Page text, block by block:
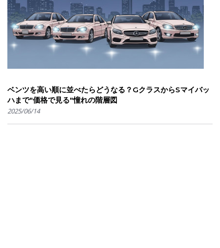
ベンツを高い順に並べたらどうなる？GクラスからSマイバッ
ハまで"価格で見る"憧れの階層図
2025/06/14